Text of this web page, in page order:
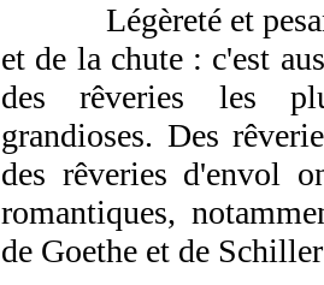
Légèreté et
et de la chute : c'est
des rêveries les
grandioses. Des
des rêveries d'envol
romantiques,
de Goethe et de